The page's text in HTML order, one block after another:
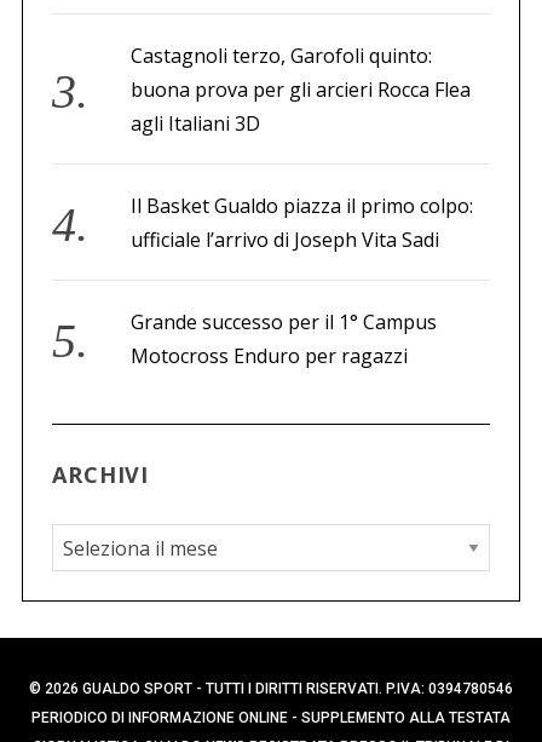
Castagnoli terzo, Garofoli quinto:
buona prova per gli arcieri Rocca Flea
agli Italiani 3D
Il Basket Gualdo piazza il primo colpo:
ufficiale l’arrivo di Joseph Vita Sadi
Grande successo per il 1° Campus
Motocross Enduro per ragazzi
ARCHIVI
A
r
c
h
i
v
© 2026 GUALDO SPORT - TUTTI I DIRITTI RISERVATI. P.IVA: 0394780546
PERIODICO DI INFORMAZIONE ONLINE - SUPPLEMENTO ALLA TESTATA